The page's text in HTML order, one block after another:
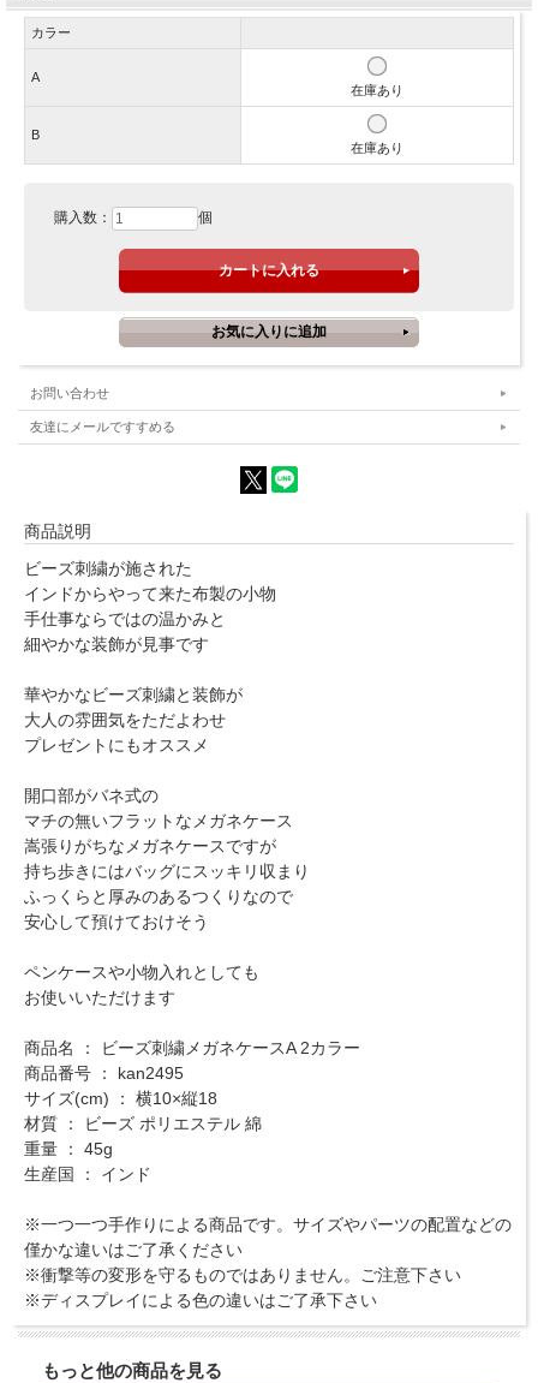
カラー
A
在庫あり
B
在庫あり
購入数： 個
お問い合わせ
友達にメールですすめる
商品説明
ビーズ刺繍が施された
インドからやって来た布製の小物
手仕事ならではの温かみと
細やかな装飾が見事です
華やかなビーズ刺繍と装飾が
大人の雰囲気をただよわせ
プレゼントにもオススメ
開口部がバネ式の
マチの無いフラットなメガネケース
嵩張りがちなメガネケースですが
持ち歩きにはバッグにスッキリ収まり
ふっくらと厚みのあるつくりなので
安心して預けておけそう
ペンケースや小物入れとしても
お使いいただけます
商品名 ： ビーズ刺繍メガネケースA 2カラー
商品番号 ： kan2495
サイズ(cm) ： 横10×縦18
材質 ： ビーズ ポリエステル 綿
重量 ： 45g
生産国 ： インド
※一つ一つ手作りによる商品です。サイズやパーツの配置などの
僅かな違いはご了承ください
※衝撃等の変形を守るものではありません。ご注意下さい
※ディスプレイによる色の違いはご了承下さい
もっと他の商品を見る